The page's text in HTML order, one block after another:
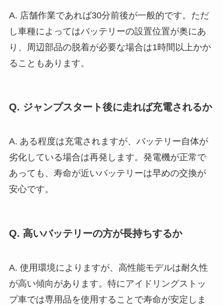
A. 店舗作業であれば30分前後が一般的です。ただ
し車種によってはバッテリーの設置位置が奥にあ
り、周辺部品の脱着が必要な場合は1時間以上かか
ることもあります。
Q. ジャンプスタート後に走れば充電されるか
A. ある程度は充電されますが、バッテリー自体が
劣化している場合は再発します。発電機が正常で
あっても、寿命が近いバッテリーは早めの交換が
安心です。
Q. 高いバッテリーの方が長持ちするか
A. 使用環境によりますが、高性能モデルは耐久性
が高い傾向があります。特にアイドリングストッ
プ車では専用品を使用することで寿命が安定しま